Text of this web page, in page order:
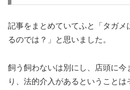
記事をまとめていてふと「タガメ
るのでは？」と思いました。
飼う飼わないは別にし、店頭に今
り、法的介入があるということ